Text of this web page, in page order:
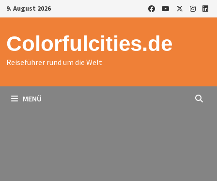
Zurück
zum
9. August 2026
Colorfulcities.de
Reiseführer rund um die Welt
MENÜ